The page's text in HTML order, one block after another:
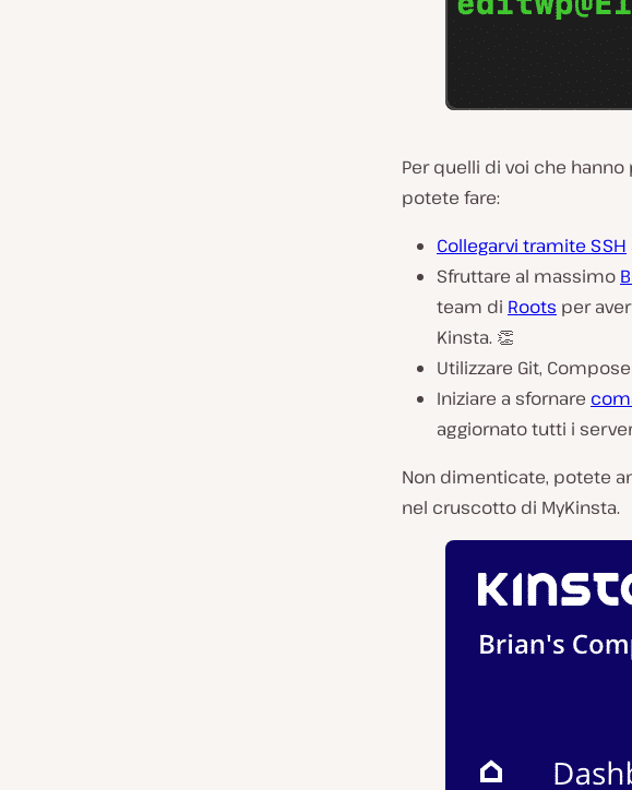
Per quelli di voi che
potete fare:
Collegarvi tramite SSH
Sfruttare al massimo
team di Roots per
Kinsta. 👏
Utilizzare Git,
Iniziare a sfornare
aggiornato tutti i server
Non dimenticate, potete
nel cruscotto di MyKinsta.